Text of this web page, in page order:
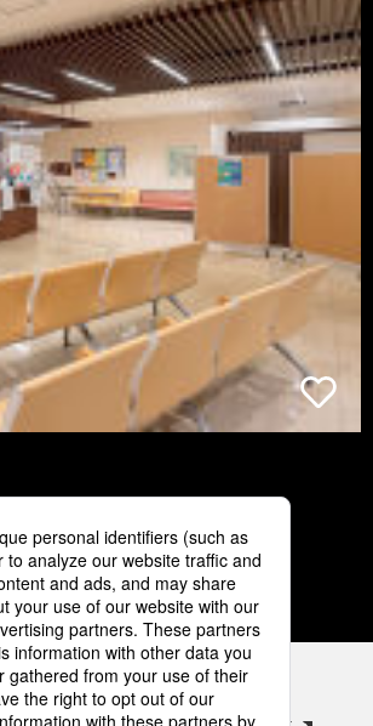
2 3 4 5
クの電気設備 SNSアカウント